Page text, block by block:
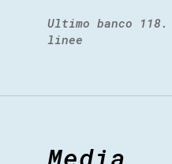
Ultimo banco
linee